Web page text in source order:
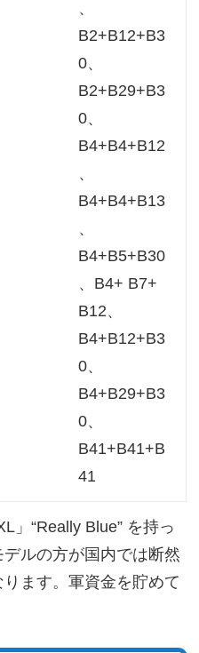
、
B2+B12+B3
0、
B2+B29+B3
0、
B4+B4+B12
、
B4+B4+B13
、
B4+B5+B30
、B4+ B7+
B12、
B4+B12+B3
0、
B4+B29+B3
0、
B41+B41+B
41
」“Really Blue” を持っ
ルの方が国内では断然
ます。軍資金を貯めて